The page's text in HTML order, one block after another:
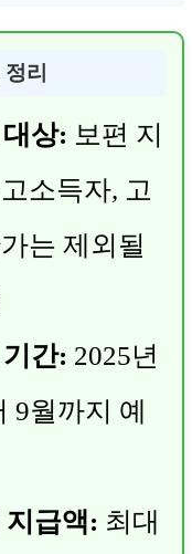
리
상: 보편 지
소득자, 고
는 제외될
간: 2025년
9월까지 예
지급액: 최대